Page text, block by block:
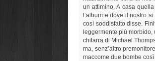
un attimino. A casa
l’album e dove il nostro
così soddisfatto disse.
leggermente più morbido,
chitarra di Michael
ma, senz’altro
maccome due bombe